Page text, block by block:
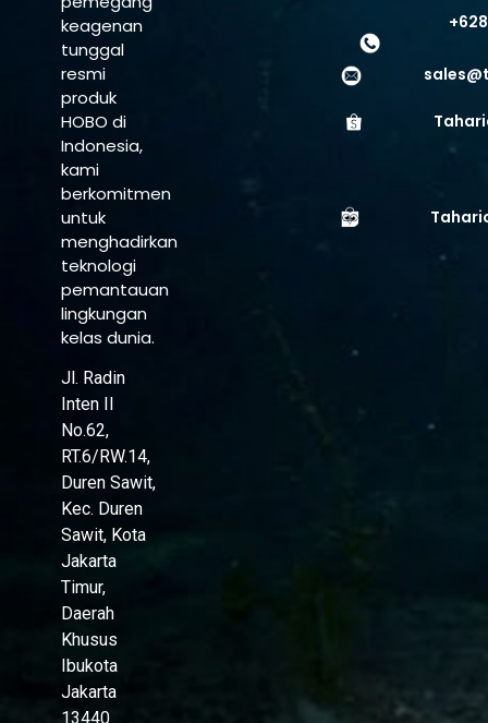
keagenan
tunggal
resmi
produk
HOBO di
Indonesia,
kami
berkomitmen
untuk
menghadirkan
teknologi
pemantauan
lingkungan
kelas dunia.
Jl. Radin
Inten II
No.62,
RT.6/RW.14,
Duren Sawit,
Kec. Duren
Sawit, Kota
Jakarta
Timur,
Daerah
Khusus
Ibukota
Jakarta
13440